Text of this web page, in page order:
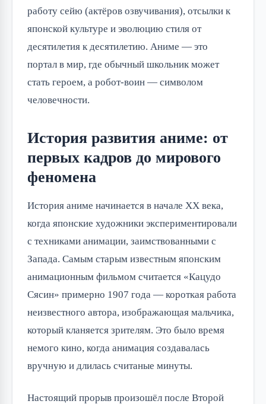
работу сейю (актёров озвучивания), отсылки к
японской культуре и эволюцию стиля от
десятилетия к десятилетию. Аниме — это
портал в мир, где обычный школьник может
стать героем, а робот-воин — символом
человечности.
История развития аниме: от
первых кадров до мирового
феномена
История аниме начинается в начале XX века,
когда японские художники экспериментировали
с техниками анимации, заимствованными с
Запада. Самым старым известным японским
анимационным фильмом считается «Кацудо
Сясин» примерно 1907 года — короткая работа
неизвестного автора, изображающая мальчика,
который кланяется зрителям. Это было время
немого кино, когда анимация создавалась
вручную и длилась считаные минуты.
Настоящий прорыв произошёл после Второй